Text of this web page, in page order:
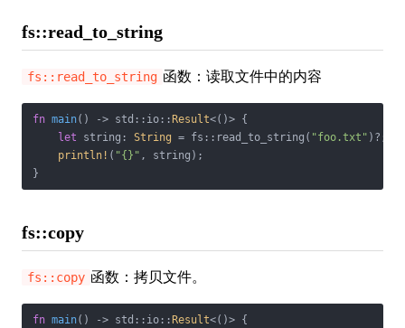
fs::read_to_string
fs::read_to_string 函数：读取文件中的内容
fn main() -> std::io:: Result<()> {
let string: String = fs::read_to_string( "foo.txt" )?;
println! ( "{}" , string);
}
fs::copy
fs::copy 函数：拷贝文件。
fn main() -> std::io:: Result<()> {